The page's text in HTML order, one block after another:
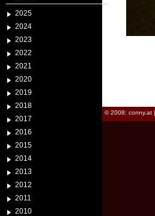
2025
2024
2023
2022
2021
2020
2019
2018
2017
2016
2015
2014
2013
2012
2011
2010
© 2008: conny.at |